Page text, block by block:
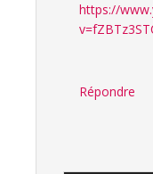
https://
Répondre